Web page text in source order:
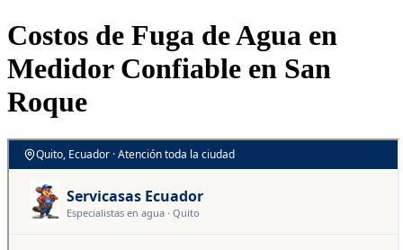
Costos de Fuga de Agua en
Medidor Confiable en San
Roque